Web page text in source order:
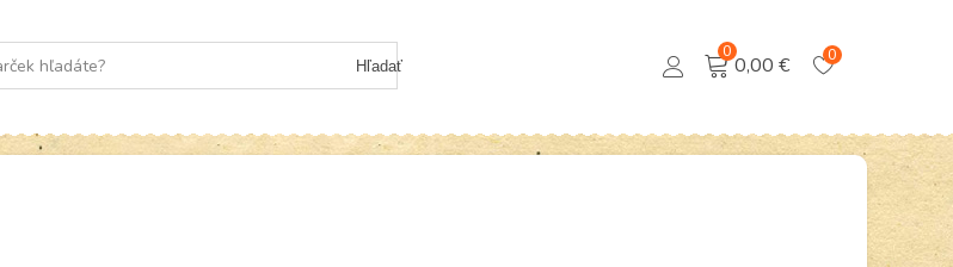
Hľadať
0
0,00 € 0